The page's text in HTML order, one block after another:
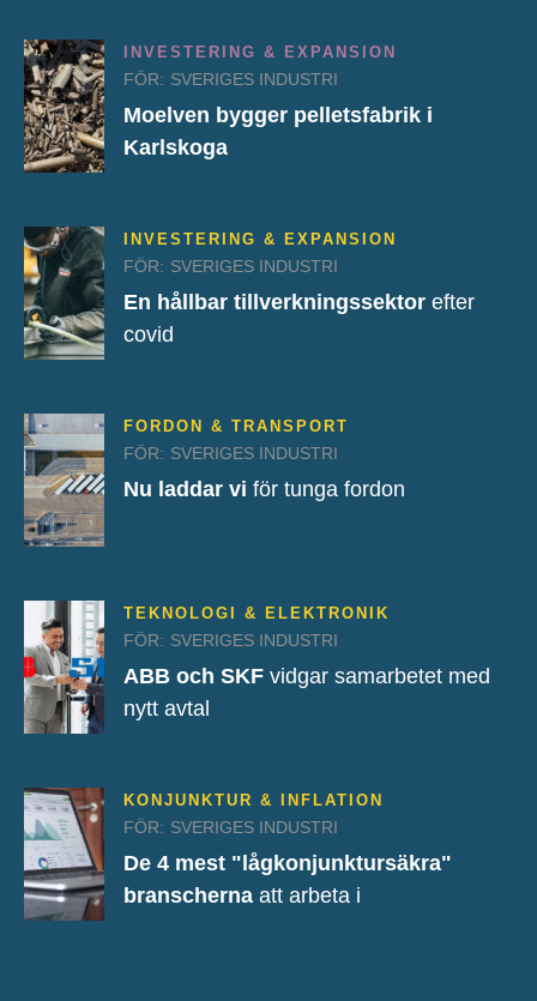
INVESTERING & EXPANSION
FÖR: SVERIGES INDUSTRI
Moelven bygger pelletsfabrik i
Karlskoga
INVESTERING & EXPANSION
FÖR: SVERIGES INDUSTRI
En hållbar tillverkningssektor efter
covid
FORDON & TRANSPORT
FÖR: SVERIGES INDUSTRI
Nu laddar vi för tunga fordon
TEKNOLOGI & ELEKTRONIK
FÖR: SVERIGES INDUSTRI
ABB och SKF vidgar samarbetet med
nytt avtal
KONJUNKTUR & INFLATION
FÖR: SVERIGES INDUSTRI
De 4 mest "lågkonjunktursäkra"
branscherna att arbeta i